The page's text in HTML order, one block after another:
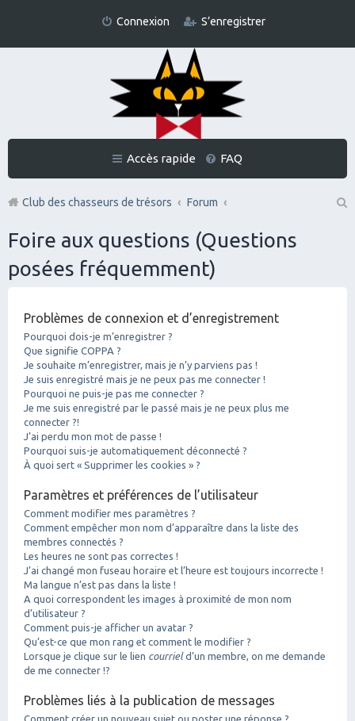
Connexion S’enregistrer
Accès rapide FAQ
Club des chasseurs de trésors
Forum
Foire aux questions (Questions
posées fréquemment)
Problèmes de connexion et d’enregistrement
Pourquoi dois-je m’enregistrer ?
Que signifie COPPA ?
Je souhaite m’enregistrer, mais je n’y parviens pas !
Je suis enregistré mais je ne peux pas me connecter !
Pourquoi ne puis-je pas me connecter ?
Je me suis enregistré par le passé mais je ne peux plus me
connecter ?!
J’ai perdu mon mot de passe !
Pourquoi suis-je automatiquement déconnecté ?
À quoi sert « Supprimer les cookies » ?
Paramètres et préférences de l’utilisateur
Comment modifier mes paramètres ?
Comment empêcher mon nom d’apparaître dans la liste des
membres connectés ?
Les heures ne sont pas correctes !
J’ai changé mon fuseau horaire et l’heure est toujours incorrecte !
Ma langue n’est pas dans la liste !
A quoi correspondent les images à proximité de mon nom
d’utilisateur ?
Comment puis-je afficher un avatar ?
Qu’est-ce que mon rang et comment le modifier ?
Lorsque je clique sur le lien courrield’un membre, on me demande
de me connecter !?
Problèmes liés à la publication de messages
Comment créer un nouveau sujet ou poster une réponse ?